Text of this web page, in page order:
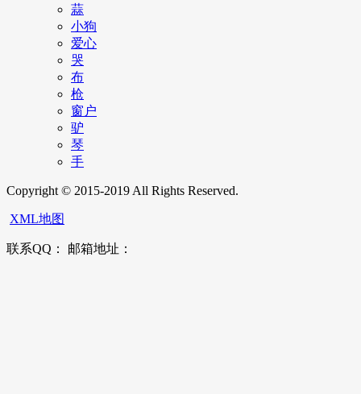
蒜
小狗
爱心
哭
布
枪
窗户
驴
琴
手
Copyright © 2015-2019 All Rights Reserved.
XML地图
联系QQ： 邮箱地址：